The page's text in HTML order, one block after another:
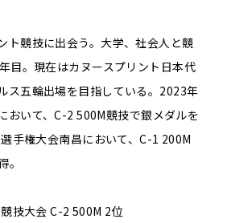
ト競技に出会う。大学、社会人と競
目。現在はカヌースプリント日本代
ス五輪出場を目指している。2023年
おいて、C-2 500M競技で銀メダルを
手権大会南昌において、C-1 200M
。
技大会 C-2 500M 2位